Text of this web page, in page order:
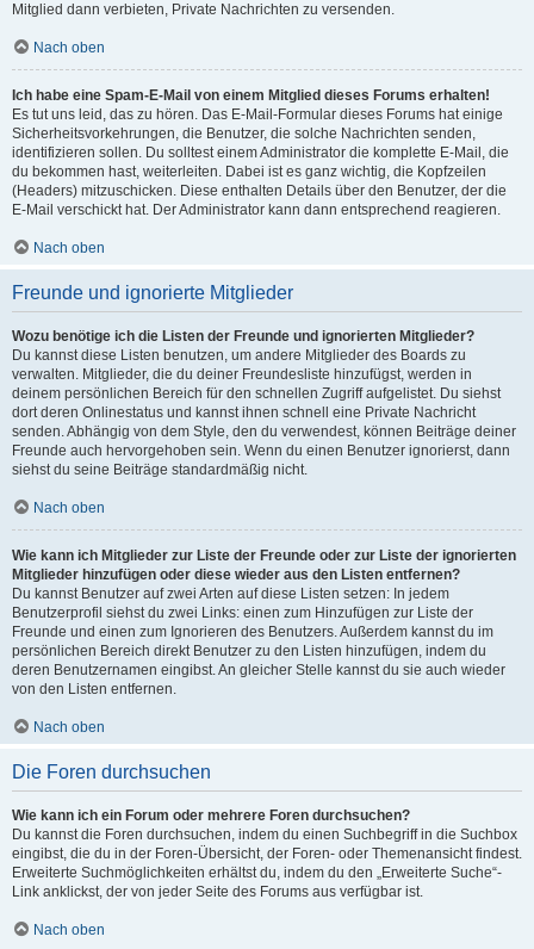
Mitglied dann verbieten, Private Nachrichten zu versenden.
Nach oben
Ich habe eine Spam-E-Mail von einem Mitglied dieses Forums erhalten!
Es tut uns leid, das zu hören. Das E-Mail-Formular dieses Forums hat einige
Sicherheitsvorkehrungen, die Benutzer, die solche Nachrichten senden,
identifizieren sollen. Du solltest einem Administrator die komplette E-Mail, die
du bekommen hast, weiterleiten. Dabei ist es ganz wichtig, die Kopfzeilen
(Headers) mitzuschicken. Diese enthalten Details über den Benutzer, der die
E-Mail verschickt hat. Der Administrator kann dann entsprechend reagieren.
Nach oben
Freunde und ignorierte Mitglieder
Wozu benötige ich die Listen der Freunde und ignorierten Mitglieder?
Du kannst diese Listen benutzen, um andere Mitglieder des Boards zu
verwalten. Mitglieder, die du deiner Freundesliste hinzufügst, werden in
deinem persönlichen Bereich für den schnellen Zugriff aufgelistet. Du siehst
dort deren Onlinestatus und kannst ihnen schnell eine Private Nachricht
senden. Abhängig von dem Style, den du verwendest, können Beiträge deiner
Freunde auch hervorgehoben sein. Wenn du einen Benutzer ignorierst, dann
siehst du seine Beiträge standardmäßig nicht.
Nach oben
Wie kann ich Mitglieder zur Liste der Freunde oder zur Liste der ignorierten
Mitglieder hinzufügen oder diese wieder aus den Listen entfernen?
Du kannst Benutzer auf zwei Arten auf diese Listen setzen: In jedem
Benutzerprofil siehst du zwei Links: einen zum Hinzufügen zur Liste der
Freunde und einen zum Ignorieren des Benutzers. Außerdem kannst du im
persönlichen Bereich direkt Benutzer zu den Listen hinzufügen, indem du
deren Benutzernamen eingibst. An gleicher Stelle kannst du sie auch wieder
von den Listen entfernen.
Nach oben
Die Foren durchsuchen
Wie kann ich ein Forum oder mehrere Foren durchsuchen?
Du kannst die Foren durchsuchen, indem du einen Suchbegriff in die Suchbox
eingibst, die du in der Foren-Übersicht, der Foren- oder Themenansicht findest.
Erweiterte Suchmöglichkeiten erhältst du, indem du den „Erweiterte Suche“-
Link anklickst, der von jeder Seite des Forums aus verfügbar ist.
Nach oben